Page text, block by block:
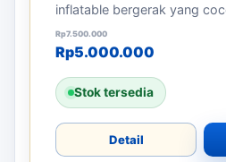
inflatable bergerak yang
Rp7.500.000
Harga aslinya adalah:
Rp5.000.000
Harga saat ini adalah:
Stok tersedia
Detail